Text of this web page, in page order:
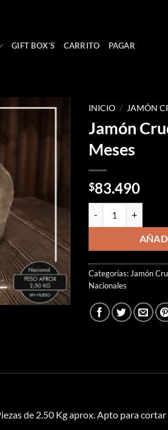
GIFT BOX´S CARRITO PAGAR
Añadir
INICIO / JAMÓN
Jamón
Meses
$83.490
Categorías: Jamón
Nacionales
de 2.50 Kg aprox. Apto para